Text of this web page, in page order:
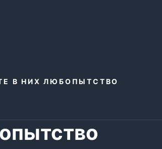
В НИХ ЛЮБОПЫТСТВО